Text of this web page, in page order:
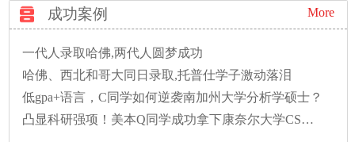
成功案例 More
一代人录取哈佛,两代人圆梦成功
哈佛、西北和哥大同日录取,托普仕学子激动落泪
低gpa+语言，C同学如何逆袭南加州大学分析学硕士？
凸显科研强项！美本Q同学成功拿下康奈尔大学CS硕士录取！